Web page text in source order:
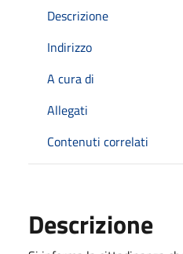
Descrizione
Indirizzo
A cura di
Allegati
Contenuti correlati
Descrizione